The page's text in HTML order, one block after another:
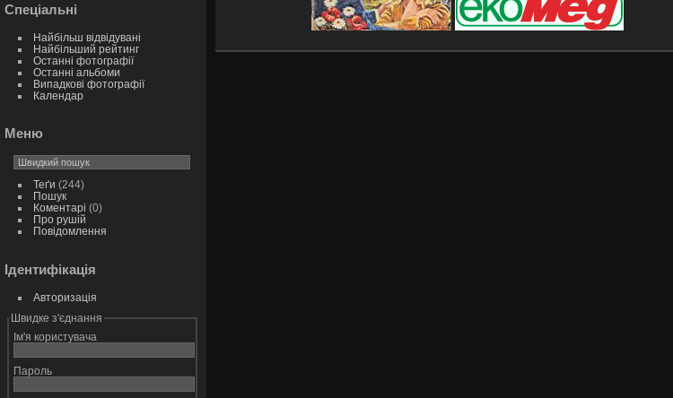
Спеціальні
Найбільш відвідувані
Найбільший рейтинг
Останні фотографії
Останні альбоми
Випадкові фотографії
Календар
Меню
Теґи (244)
Пошук
Коментарі (0)
Про рушій
Повідомлення
Ідентифікація
Авторизація
Швидке з'єднання
Ім'я користувача
Пароль